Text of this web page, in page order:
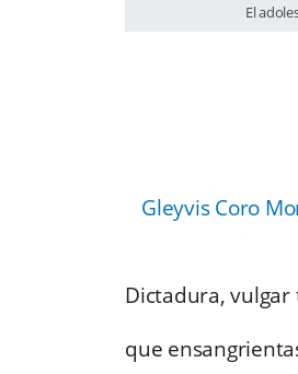
El
Gleyvis Coro
Dictadura, vulgar
que